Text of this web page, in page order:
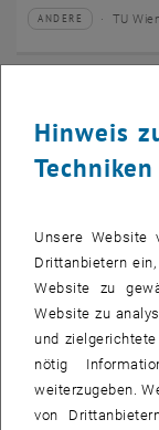
Veranstaltungstyp:
ANDERE
Veranstaltungsort:
TU
Veranstaltungstyp:
KONFERENZ
Veranstaltungsort:TU
Hinweis
Techniken
Unsere Website
Drittanbietern
Website zu
Website zu
und
nötig
weiterzugeben.
von